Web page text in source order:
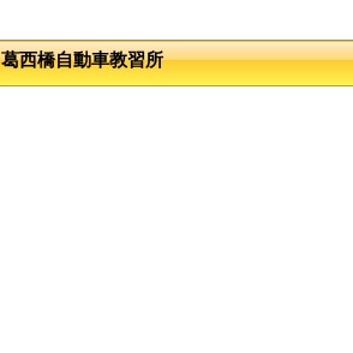
葛西橋自動車教習所